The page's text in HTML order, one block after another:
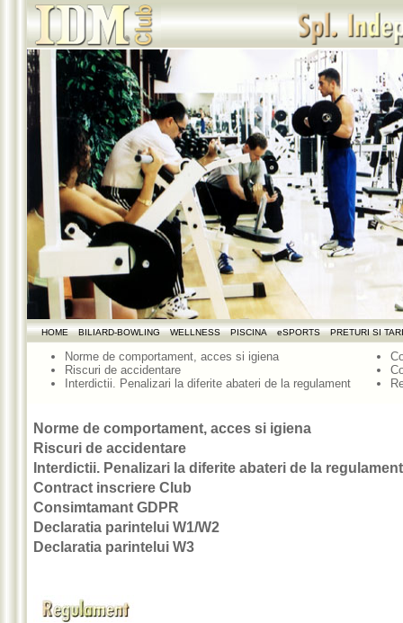
HOME BILIARD-BOWLING WELLNESS PISCINA eSPORTS PRETURI SI
Norme de comportament, acces si igiena
Riscuri de accidentare
Interdictii. Penalizari la diferite abateri de la regulament
Norme de comportament, acces si igiena
Riscuri de accidentare
Interdictii. Penalizari la diferite abateri de la regulament
Contract inscriere Club
Consimtamant GDPR
Declaratia parintelui W1/W2
Declaratia parintelui W3